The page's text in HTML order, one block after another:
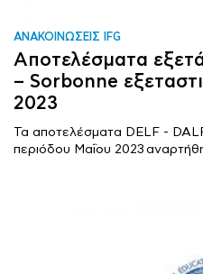
ΑΝΑΚΟΙΝΩΣΕΙΣ IFG
Αποτελέσματα
– Sorbonne
2023
Τα αποτελέσματα DELF -
περιόδου Μαΐου 2023